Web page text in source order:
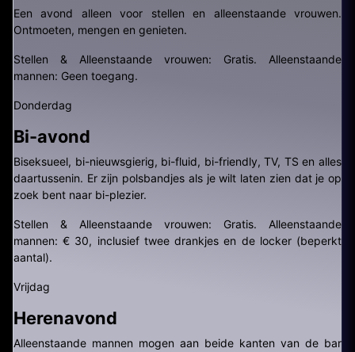
Een avond alleen voor stellen en alleenstaande vrouwen.
Ontmoeten, mengen en genieten.
Stellen & Alleenstaande vrouwen: Gratis. Alleenstaande
mannen: Geen toegang.
Donderdag
Bi-avond
Biseksueel, bi-nieuwsgierig, bi-fluid, bi-friendly, TV, TS en alles
daartussenin. Er zijn polsbandjes als je wilt laten zien dat je op
zoek bent naar bi-plezier.
Stellen & Alleenstaande vrouwen: Gratis. Alleenstaande
mannen: € 30, inclusief twee drankjes en de locker (beperkt
aantal).
Vrijdag
Herenavond
Alleenstaande mannen mogen aan beide kanten van de bar